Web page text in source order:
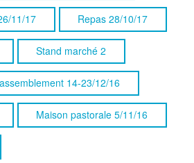
11/17 Repas 28/10/17
Stand marché 2
14-23/12/16
Maison pastorale 5/11/16